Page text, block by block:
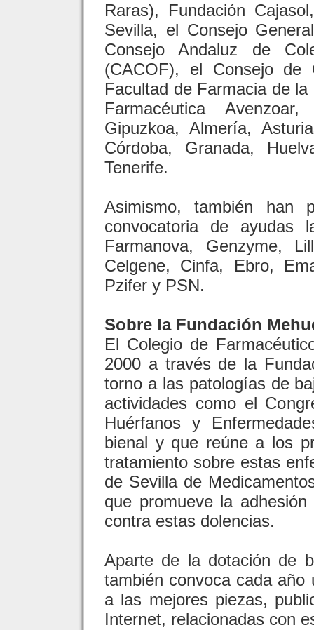
Raras), Fundación
Sevilla, el Consejo
Consejo Andaluz de
(CACOF), el Consejo de
Facultad de Farmacia de
Farmacéutica
Gipuzkoa, Almería,
Córdoba, Granada,
Tenerife.
Asimismo, también han
convocatoria de ayudas
Farmanova, Genzyme,
Celgene, Cinfa, Ebro,
Pzifer y PSN.
Sobre la Fundación
El Colegio de
2000 a través de la
torno a las patologías de
actividades como el
Huérfanos y
bienal y que reúne a los
tratamiento sobre estas
de Sevilla de
que promueve la
contra estas dolencias.
Aparte de la dotación de
también convoca cada
a las mejores piezas,
Internet, relacionadas con